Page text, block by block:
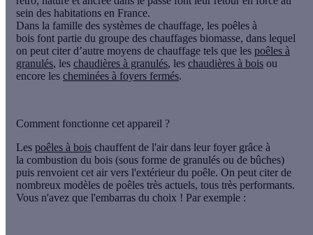
sein des habitations en France.
Dans la famille des systèmes de chauffage, les poêles à
bois font partie du groupe des chauffages biomasse, dans lequel
on peut citer d’autre moyens de chauffage tels que les poêles à
granulés, les chaudières à granulés, les chaudières à bois ou
encore les cheminées à foyers fermés.
Comment fonctionne cet appareil ?
Les poêles à bois chauffent de l'air dans leur foyer grâce à
la combustion du bois (sous forme de granulés ou de bûches)
puis renvoient cet air vers l'extérieur du poêle. On peut citer de
nombreux modèles de poêles très actuels, tous très performants.
Vous n'avez que l'embarras du choix ! Par exemple :